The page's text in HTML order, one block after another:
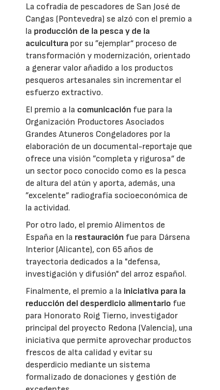
La cofradía de pescadores de San José de
Cangas (Pontevedra) se alzó con el premio a
la producción de la pesca y de la
acuicultura por su ”ejemplar“ proceso de
transformación y modernización, orientado
a generar valor añadido a los productos
pesqueros artesanales sin incrementar el
esfuerzo extractivo.
El premio a la comunicación fue para la
Organización Productores Asociados
Grandes Atuneros Congeladores por la
elaboración de un documental-reportaje que
ofrece una visión ”completa y rigurosa“ de
un sector poco conocido como es la pesca
de altura del atún y aporta, además, una
”excelente” radiografía socioeconómica de
la actividad.
Por otro lado, el premio Alimentos de
España en la restauración fue para Dársena
Interior (Alicante), con 65 años de
trayectoria dedicados a la "defensa,
investigación y difusión" del arroz español.
Finalmente, el premio a la iniciativa para la
reducción del desperdicio alimentario fue
para Honorato Roig Tierno, investigador
principal del proyecto Redona (Valencia), una
iniciativa que permite aprovechar productos
frescos de alta calidad y evitar su
desperdicio mediante un sistema
formalizado de donaciones y gestión de